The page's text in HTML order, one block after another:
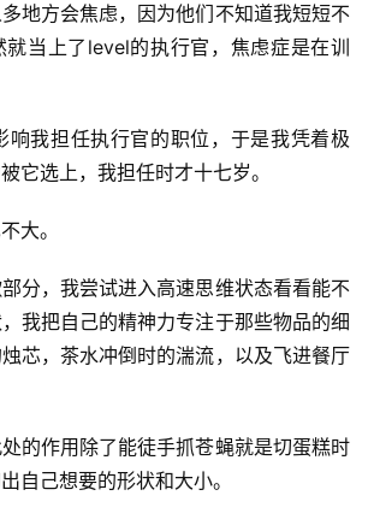
地方会焦虑，因为他们不知道我短短不
当上了level的执行官，焦虑症是在训
响我担任执行官的职位，于是我凭着极
它选上，我担任时才十七岁。
大。
分，我尝试进入高速思维状态看看能不
我把自己的精神力专注于那些物品的细
芯，茶水冲倒时的湍流，以及飞进餐厅
的作用除了能徒手抓苍蝇就是切蛋糕时
自己想要的形状和大小。